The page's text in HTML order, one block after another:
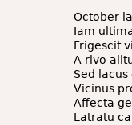
October
Iam
Frigescit
A rivo
Sed
Vicinus
Affecta
Latratu